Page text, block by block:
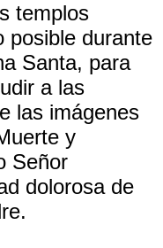
templos
posible durante
Santa, para
a las
las imágenes
y
Señor
dolorosa de